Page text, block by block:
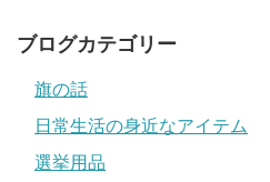
ブログカテゴリー
旗の話
日常生活の身近なアイテム
選挙用品